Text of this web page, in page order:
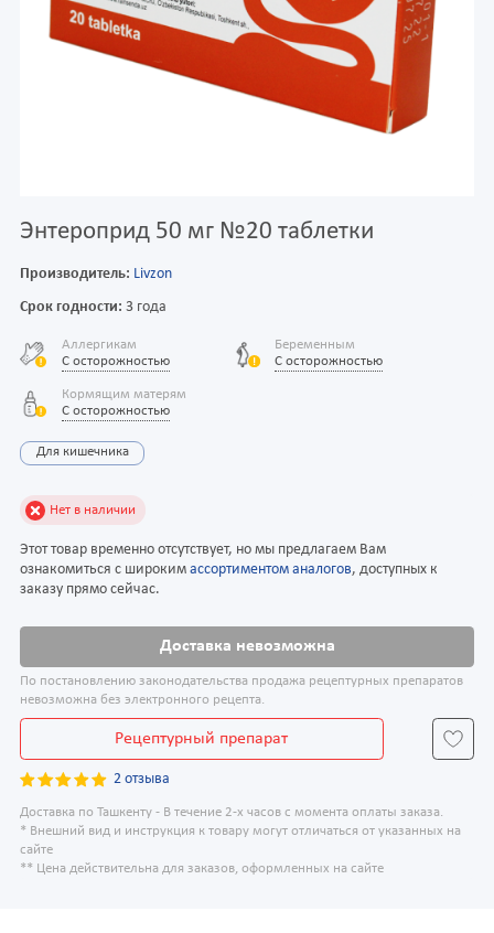
Энтероприд 50 мг №20 таблетки
Производитель: Livzon
Срок годности: 3 года
Аллергикам
С осторожностью
Беременным
С осторожностью
Кормящим матерям
С осторожностью
Для кишечника
Нет в наличии
Этот товар временно отсутствует, но мы предлагаем Вам
ознакомиться с широким ассортиментом аналогов, доступных к
заказу прямо сейчас.
Доставка невозможна
По постановлению законодательства продажа рецептурных препаратов
невозможна без электронного рецепта.
Рецептурный препарат
2 отзыва
Доставка по Ташкенту - В течение 2-х часов с момента оплаты заказа.
* Внешний вид и инструкция к товару могут отличаться от указанных на
сайте
** Цена действительна для заказов, оформленных на сайте